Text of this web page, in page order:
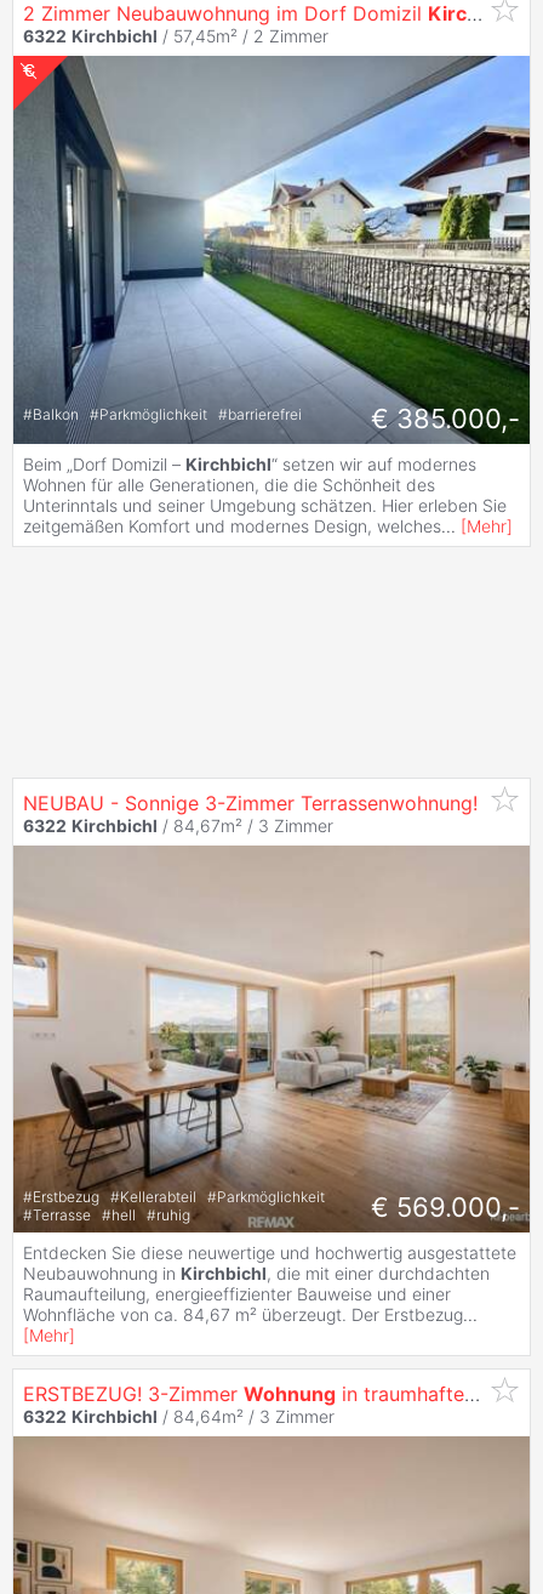
2 Zimmer Neubauwohnung im Dorf Domizil Kirchbichl
6322 Kirchbichl / 57,45m² / 2 Zimmer
#Balkon #Parkmöglichkeit #barrierefrei € 385.000,-
Beim „Dorf Domizil – Kirchbichl“ setzen wir auf modernes
Wohnen für alle Generationen, die die Schönheit des
Unterinntals und seiner Umgebung schätzen. Hier erleben Sie
zeitgemäßen Komfort und modernes Design, welches... [Mehr]
NEUBAU - Sonnige 3-Zimmer Terrassenwohnung!
6322 Kirchbichl / 84,67m² / 3 Zimmer
#Erstbezug #Kellerabteil #Parkmöglichkeit
#Terrasse #hell #ruhig € 569.000,-
Entdecken Sie diese neuwertige und hochwertig ausgestattete
Neubauwohnung in Kirchbichl, die mit einer durchdachten
Raumaufteilung, energieeffizienter Bauweise und einer
Wohnfläche von ca. 84,67 m² überzeugt. Der Erstbezug...
[Mehr]
ERSTBEZUG! 3-Zimmer Wohnung in traumhafter Lage!
6322 Kirchbichl / 84,64m² / 3 Zimmer